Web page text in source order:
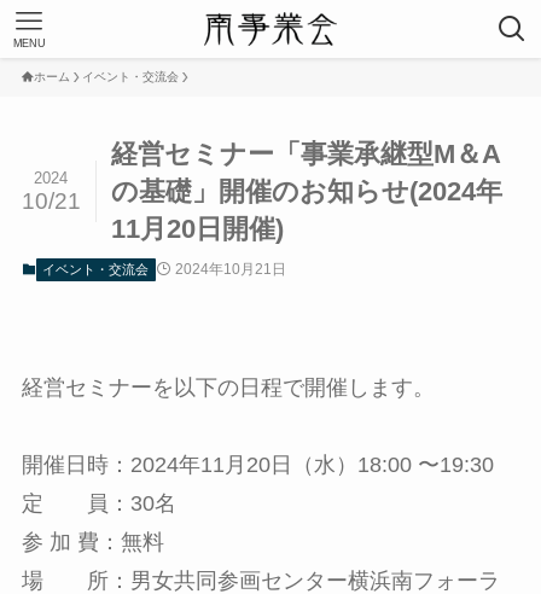
MENU
ホーム イベント・交流会
経営セミナー「事業承継型M＆A
の基礎」開催のお知らせ(2024年
11月20日開催)
2024
10/21
イベント・交流会 2024年10月21日
経営セミナーを以下の日程で開催します。
開催日時：2024年11月20日（水）18:00 〜19:30
定 員：30名
参 加 費：無料
場 所：男女共同参画センター横浜南フォーラ